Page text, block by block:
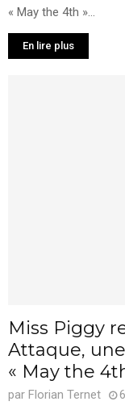
« May the 4th »...
En lire plus
Miss Piggy
Attaque,
« May the
par Florian Ternet